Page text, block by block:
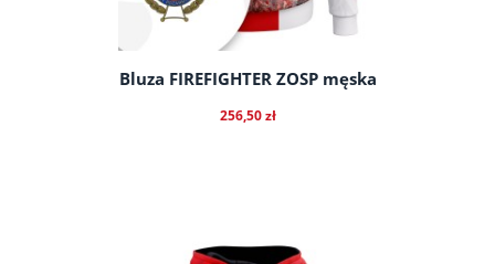
Bluza FIREFIGHTER ZOSP męska
256,50 zł
do koszyka